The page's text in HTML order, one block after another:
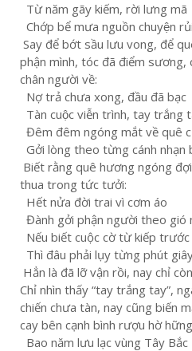
Từ năm gãy kiếm, rời lưng mã
Chớp bể mưa nguồn chuyện
Say để bớt sầu lưu vong, để
phận mình, tóc đã điểm
chân người về:
Nợ trả chưa xong, đầu đã bạc
Tàn cuộc viễn trình, tay trắng
Đêm đêm ngóng mắt về quê
Gởi lòng theo từng cánh nhạn
Biết rằng quê hương ngóng
thua trong tức tưởi:
Hết nửa đời trai vì cơm áo
Đành gởi phận người theo gió
Nếu biết cuộc cờ từ kiếp trước
Thì đâu phải lụy từng phút
Hẳn là đã lỡ vận rồi, nay chỉ
Chỉ nhìn thấy “tay trắng tay”,
chiến chưa tàn, nay cũng biến
cay bên cạnh bình rượu hờ
Bao năm lưu lạc vùng Tây Bắc